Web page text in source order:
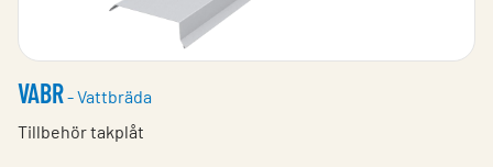
VABR- Vattbräda
Tillbehör takplåt